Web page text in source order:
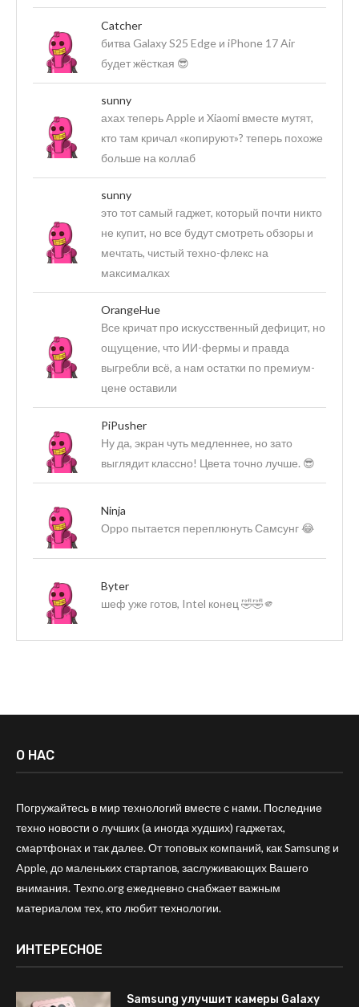
Catcher
битва Galaxy S25 Edge и iPhone 17 Air
будет жёсткая 😎
sunny
ахах теперь Apple и Xiaomi вместе мутят,
кто там кричал «копируют»? теперь похоже
больше на коллаб
sunny
это тот самый гаджет, который почти никто
не купит, но все будут смотреть обзоры и
мечтать, чистый техно-флекс на
максималках
OrangeHue
Все кричат про искусственный дефицит, но
ощущение, что ИИ-фермы и правда
выгребли всё, а нам остатки по премиум-
цене оставили
PiPusher
Ну да, экран чуть медленнее, но зато
выглядит классно! Цвета точно лучше. 😎
Ninja
Оppo пытается переплюнуть Самсунг 😂
Byter
шеф уже готов, Intel конец 🤣🤣🫵
О НАС
Погружайтесь в мир технологий вместе с нами. Последние
техно новости о лучших (а иногда худших) гаджетах,
смартфонах и так далее. От топовых компаний, как Samsung и
Apple, до маленьких стартапов, заслуживающих Вашего
внимания. Texno.org ежедневно снабжает важным
материалом тех, кто любит технологии.
ИНТЕРЕСНОЕ
Samsung улучшит камеры Galaxy